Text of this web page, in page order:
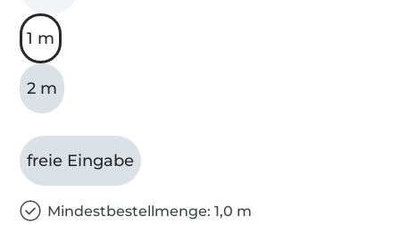
1 m
2 m
freie Eingabe
Mindestbestellmenge: 1,0 m